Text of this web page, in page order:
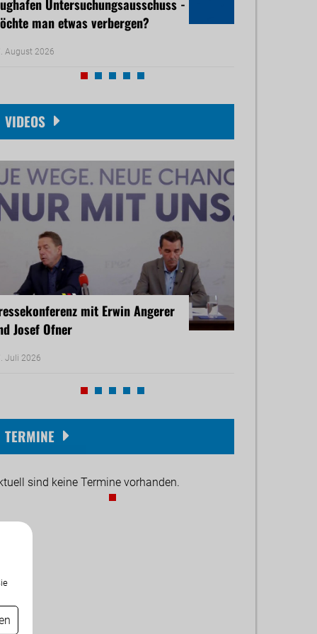
Untersuchungsausschuss -
man etwas verbergen?
August 2026
droht
VIDEOS
mit Erwin Angerer
Josef Ofner
Juli 2026
Michael Reiner
TERMINE
sind keine Termine vorhanden.